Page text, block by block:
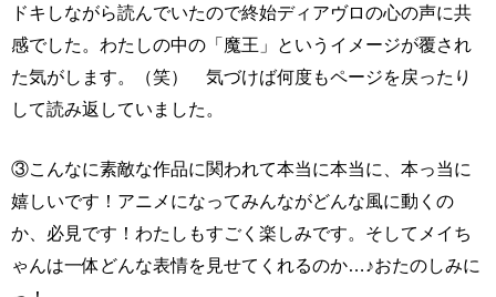
ドキしながら読んでいたので終始ディアヴロの心の声に共
感でした。わたしの中の「魔王」というイメージが覆され
た気がします。（笑） 気づけば何度もページを戻ったり
して読み返していました。
③こんなに素敵な作品に関われて本当に本当に、本っ当に
嬉しいです！アニメになってみんながどんな風に動くの
か、必見です！わたしもすごく楽しみです。そしてメイち
ゃんは一体どんな表情を見せてくれるのか…♪おたのしみに